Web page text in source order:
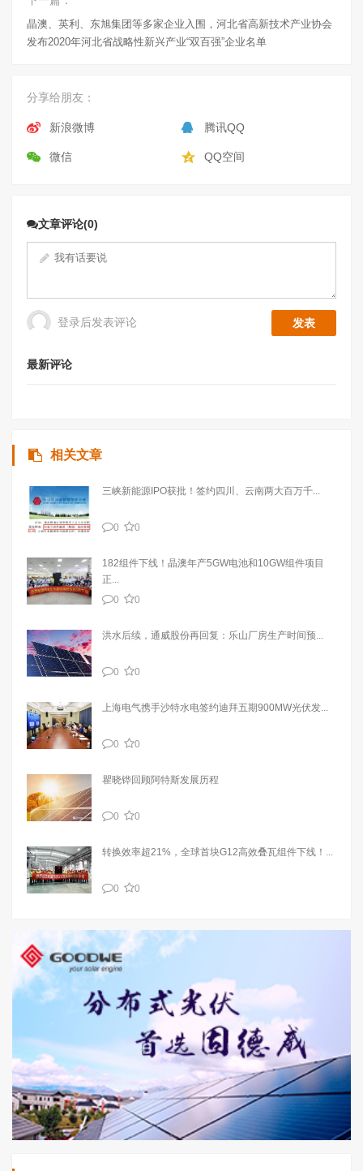
晶澳、英利、东旭集团等多家企业入围，河北省高新技术产业协会
发布2020年河北省战略性新兴产业“双百强”企业名单
分享给朋友：
新浪微博 腾讯QQ
微信 QQ空间
文章评论(0)
登录后发表评论
最新评论
相关文章
三峡新能源IPO获批！签约四川、云南两大百万千...
0 0
182组件下线！晶澳年产5GW电池和10GW组件项目
正...
0
0
洪水后续，通威股份再回复：乐山厂房生产时间预...
0 0
上海电气携手沙特水电签约迪拜五期900MW光伏发...
0 0
瞿晓铧回顾阿特斯发展历程
0 0
转换效率超21%，全球首块G12高效叠瓦组件下线！...
0 0